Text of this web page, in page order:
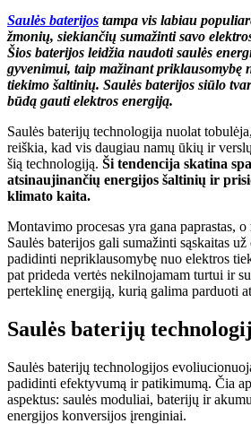
Saulės baterijos tampa vis labiau
žmonių, siekiančių sumažinti savo
Šios baterijos leidžia naudoti saulės
gyvenimui, taip mažinant priklausomybę
tiekimo šaltinių. Saulės baterijos siūlo
būdą gauti elektros energiją.
Saulės baterijų technologija nuolat
reiškia, kad vis daugiau namų ūkių ir
šią technologiją. Ši tendencija skatina
atsinaujinančių energijos šaltinių ir
klimato kaita.
Montavimo procesas yra gana paprastas,
Saulės baterijos gali sumažinti sąskaitas
padidinti nepriklausomybę nuo elektros
pat prideda vertės nekilnojamam turtui ir
perteklinę energiją, kurią galima parduoti
Saulės baterijų
Saulės baterijų technologijos
padidinti efektyvumą ir patikimumą. Čia
aspektus: saulės moduliai, baterijų ir
energijos konversijos įrenginiai.